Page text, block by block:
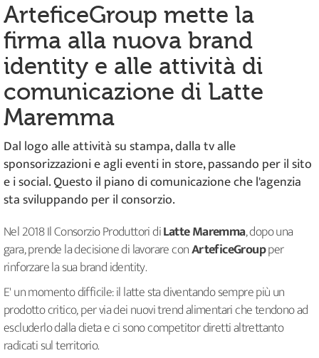
ArteficeGroup mette la
firma alla nuova brand
identity e alle attività di
comunicazione di Latte
Maremma
Dal logo alle attività su stampa, dalla tv alle
sponsorizzazioni e agli eventi in store, passando per il sito
e i social. Questo il piano di comunicazione che l'agenzia
sta sviluppando per il consorzio.
Nel 2018 Il Consorzio Produttori diLatte Maremma, dopo una
gara, prende la decisione di lavorare conArteficeGroupper
rinforzare la sua brand identity.
E' un momento difficile: il latte sta diventando sempre più un
prodotto critico, per via dei nuovi trend alimentari che tendono ad
escluderlo dalla dieta e ci sono competitor diretti altrettanto
radicati sul territorio.